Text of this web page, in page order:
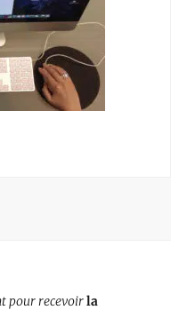
pour recevoirla